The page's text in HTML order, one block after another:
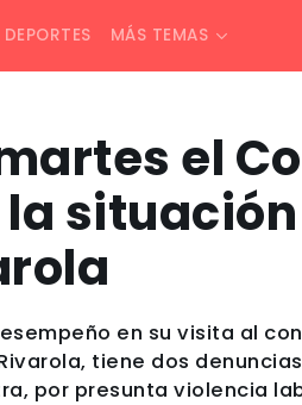
DEPORTES MÁS TEMAS
el
situación
en su visita al
tiene dos
por presunta violencia